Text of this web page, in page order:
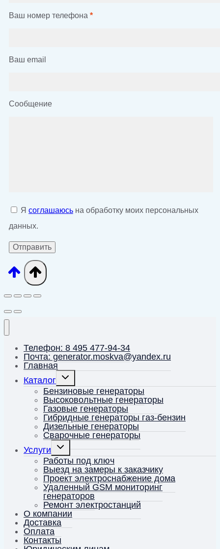
Ваш номер телефона *
Ваш email
Сообщение
Я соглашаюсь на обработку моих персональных
данных.
Телефон: 8 495 477-94-34
Почта: generator.moskva@yandex.ru
Главная
Каталог
Переключить
дочернее
меню
Бензиновые генераторы
Высоковольтные генераторы
Газовые генераторы
Гибридные генераторы газ-бензин
Дизельные генераторы
Сварочные генераторы
Услуги
Переключить
дочернее
меню
Работы под ключ
Выезд на замеры к заказчику
Проект электроснабжение дома
Удаленный GSM мониторинг
генераторов
Ремонт электростанций
О компании
Доставка
Оплата
Контакты